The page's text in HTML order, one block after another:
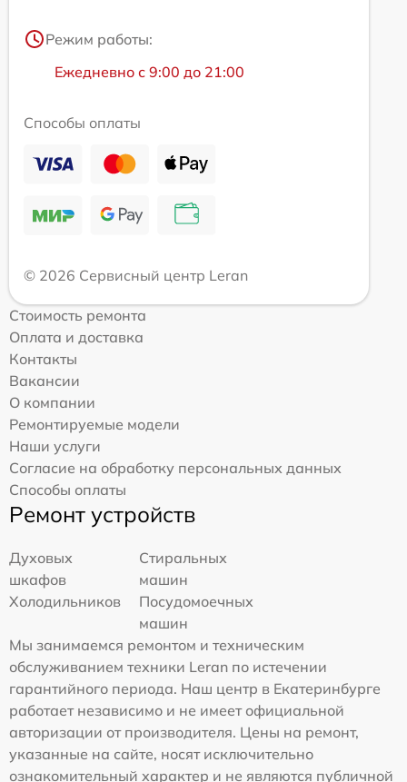
Режим работы:
Ежедневно с 9:00 до 21:00
Способы оплаты
© 2026 Сервисный центр Leran
Стоимость ремонта
Оплата и доставка
Контакты
Вакансии
О компании
Ремонтируемые модели
Наши услуги
Согласие на обработку персональных данных
Способы оплаты
Ремонт устройств
Духовых
шкафов
Стиральных
машин
Холодильников
Посудомоечных
машин
Мы занимаемся ремонтом и техническим
обслуживанием техники Leran по истечении
гарантийного периода. Наш центр в Екатеринбурге
работает независимо и не имеет официальной
авторизации от производителя. Цены на ремонт,
указанные на сайте, носят исключительно
ознакомительный характер и не являются публичной